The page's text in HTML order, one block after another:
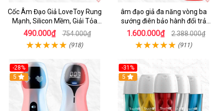
Cốc Âm Đạo Giả LoveToy Rung
Mạnh, Silicon Mềm, Giải Tỏa
Sinh Lý
490.000₫ 754.000₫
(918)
âm đạo giả đa năng vòng ba
sướng điên bảo hành đổi trả
nhanh
1.600.000₫ 2.388.000₫
(911)
-28%
5
-31%
Hot
5